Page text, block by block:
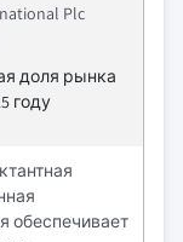
Plc
доля рынка
году
обеспечивает